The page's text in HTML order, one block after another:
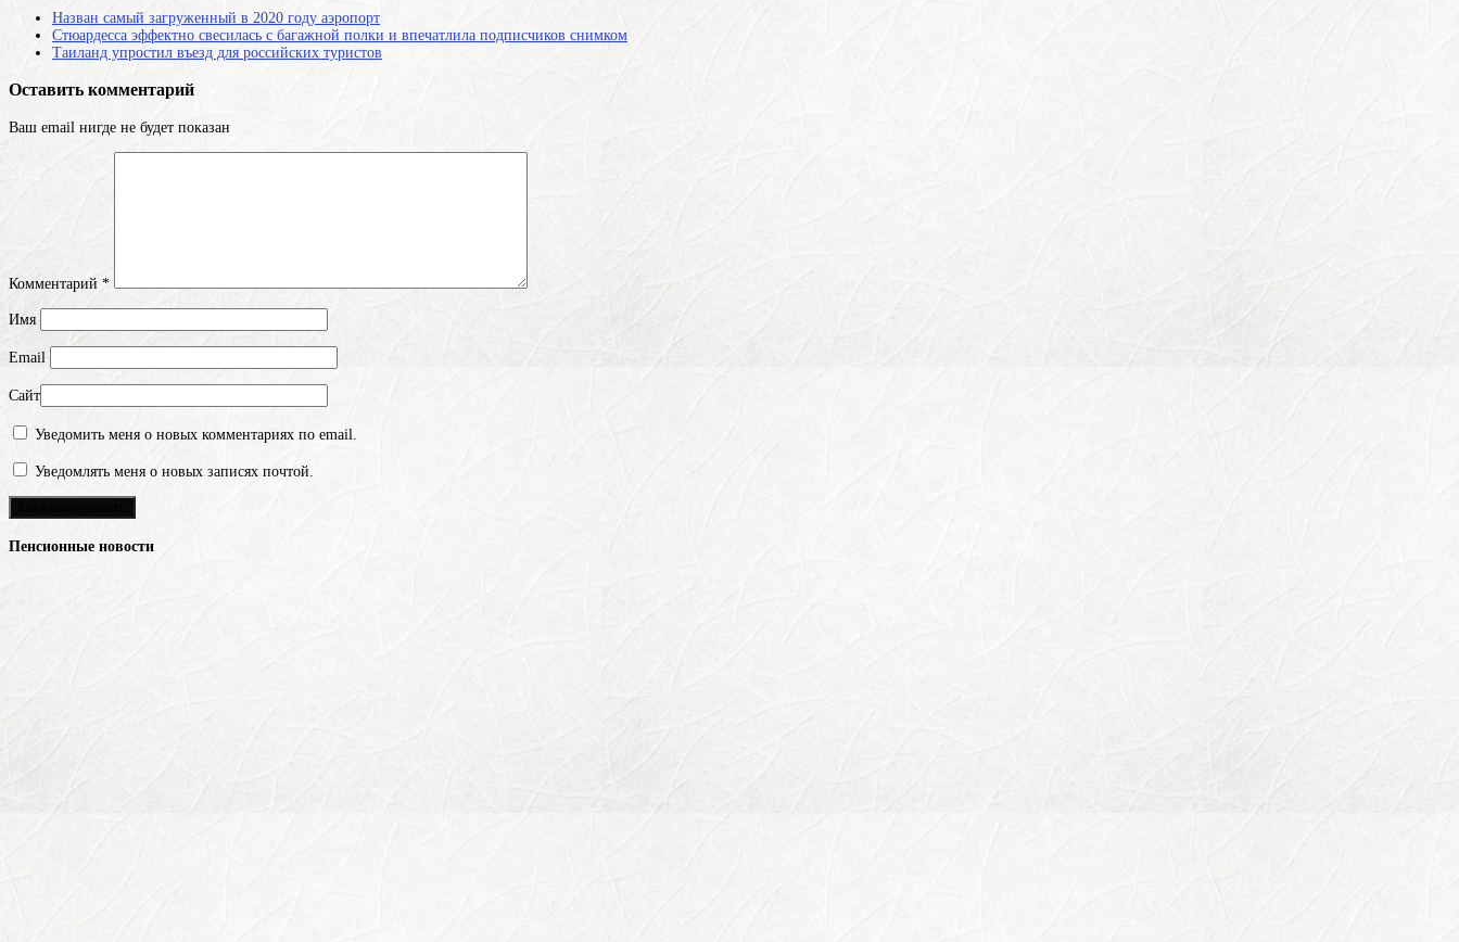
Назван самый загруженный в 2020 году аэропорт
Стюардесса эффектно свесилась с багажной полки и впечатлила подписчиков снимком
Таиланд упростил въезд для российских туристов
Оставить комментарий
Ваш email нигде не будет показан
Комментарий *
Имя
Email
Сайт
Уведомить меня о новых комментариях по email.
Уведомлять меня о новых записях почтой.
Пенсионные новости